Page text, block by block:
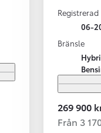
Registrerad
06-
Bränsle
269 900
Från 3